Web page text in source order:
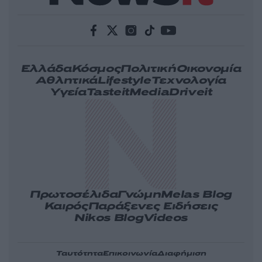
ΕλλάδαΚόσμοςΠολιτικήΟικονομία
ΑθλητικάLifestyleΤεχνολογία
ΥγείαTasteitMediaDriveit
ΠρωτοσέλιδαΓνώμηMelas Blog
ΚαιρόςΠαράξενες Ειδήσεις
Nikos BlogVideos
ΤαυτότηταΕπικοινωνίαΔιαφήμιση